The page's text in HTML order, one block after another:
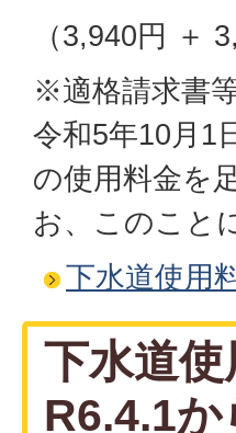
（3,940円 ＋
※適格請求書
令和5年10月1
の使用料金を
お、このこと
下水道使用
下水道
R6.4.1か